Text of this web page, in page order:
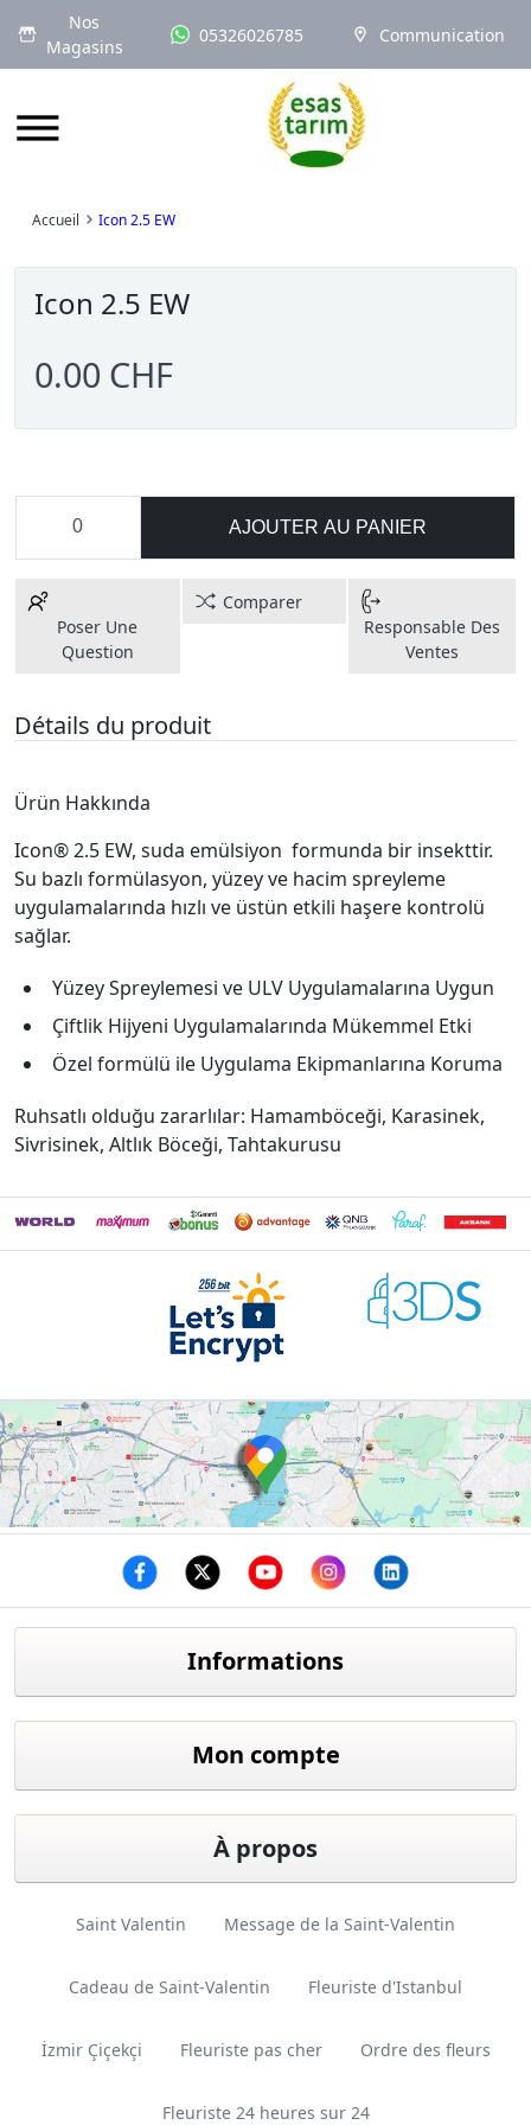
Nos
Magasins
05326026785 Communication
Logo
Accueil Icon 2.5 EW
Icon 2.5 EW
0.00 CHF
AJOUTER AU PANIER
Poser Une
Question
Comparer
Responsable Des
Ventes
Détails du produit
Ürün Hakkında
Icon® 2.5 EW, suda emülsiyon formunda bir insekttir.
Su bazlı formülasyon, yüzey ve hacim spreyleme
uygulamalarında hızlı ve üstün etkili haşere kontrolü
sağlar.
Yüzey Spreylemesi ve ULV Uygulamalarına Uygun
Çiftlik Hijyeni Uygulamalarında Mükemmel Etki
Özel formülü ile Uygulama Ekipmanlarına Koruma
Ruhsatlı olduğu zararlılar: Hamamböceği, Karasinek,
Sivrisinek, Altlık Böceği, Tahtakurusu
Informations
Mon compte
À propos
Saint Valentin Message de la Saint-Valentin
Cadeau de Saint-Valentin Fleuriste d'Istanbul
İzmir Çiçekçi Fleuriste pas cher Ordre des fleurs
Fleuriste 24 heures sur 24